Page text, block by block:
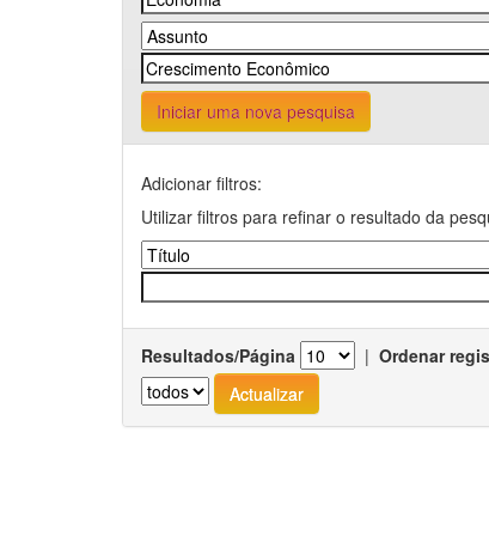
Iniciar uma nova pesquisa
Adicionar filtros:
Utilizar filtros para refinar o resultado da
Resultados/Página | Ordenar